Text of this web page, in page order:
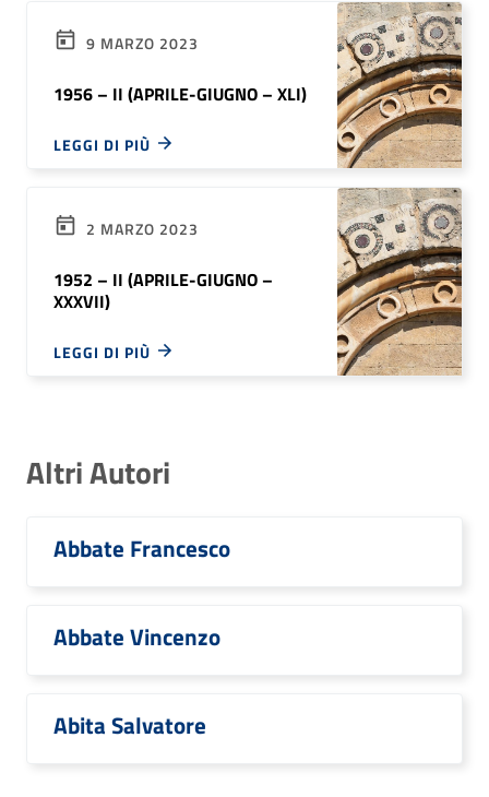
9 MARZO 2023
1956 – II (APRILE-GIUGNO – XLI)
LEGGI DI PIÙ
2 MARZO 2023
1952 – II (APRILE-GIUGNO –
XXXVII)
LEGGI DI PIÙ
Altri Autori
Abbate Francesco
Abbate Vincenzo
Abita Salvatore